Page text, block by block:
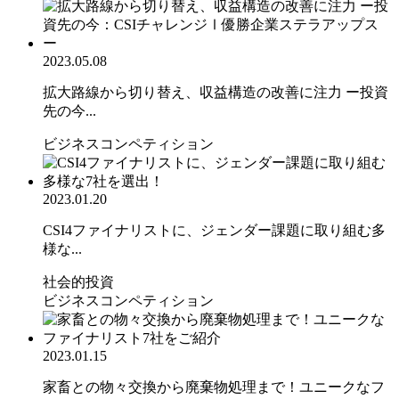
2023.05.08
拡大路線から切り替え、収益構造の改善に注力 ー投資
先の今...
ビジネスコンペティション
2023.01.20
CSI4ファイナリストに、ジェンダー課題に取り組む多
様な...
社会的投資
ビジネスコンペティション
2023.01.15
家畜との物々交換から廃棄物処理まで！ユニークなフ